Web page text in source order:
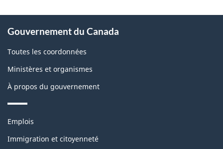
propos
de
ce
Gouvernement du Canada
Toutes les coordonnées
Ministères et organismes
À propos du gouvernement
Thèmes
sujets
Emplois
Immigration et citoyenneté